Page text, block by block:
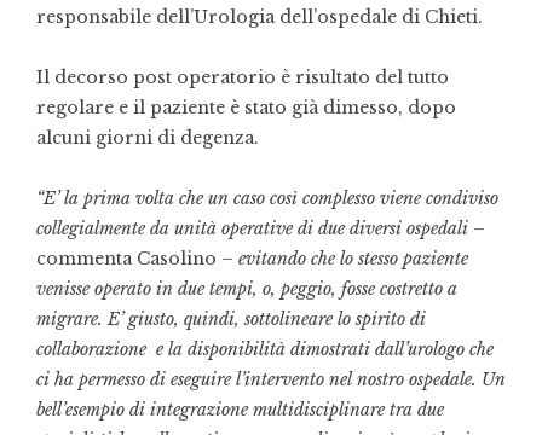
responsabile dell’Urologia dell’ospedale di Chieti.
Il decorso post operatorio è risultato del tutto
regolare e il paziente è stato già dimesso, dopo
alcuni giorni di degenza.
“E’ la prima volta che un caso così complesso viene condiviso
collegialmente da unità operative di due diversi ospedali –
commenta Casolino – evitando che lo stesso paziente
venisse operato in due tempi, o, peggio, fosse costretto a
migrare. E’ giusto, quindi, sottolineare lo spirito di
collaborazione e la disponibilità dimostrati dall’urologo che
ci ha permesso di eseguire l’intervento nel nostro ospedale. Un
bell’esempio di integrazione multidisciplinare tra due